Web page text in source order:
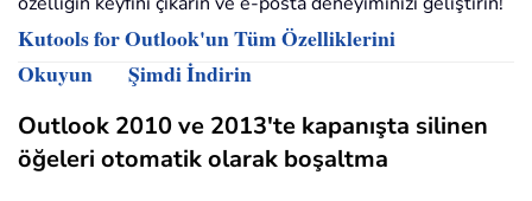
Kutools for Outlook'un Tüm Özelliklerini
Okuyun
Şimdi İndirin
Outlook 2010 ve 2013'te kapanışta silinen
öğeleri otomatik olarak boşaltma